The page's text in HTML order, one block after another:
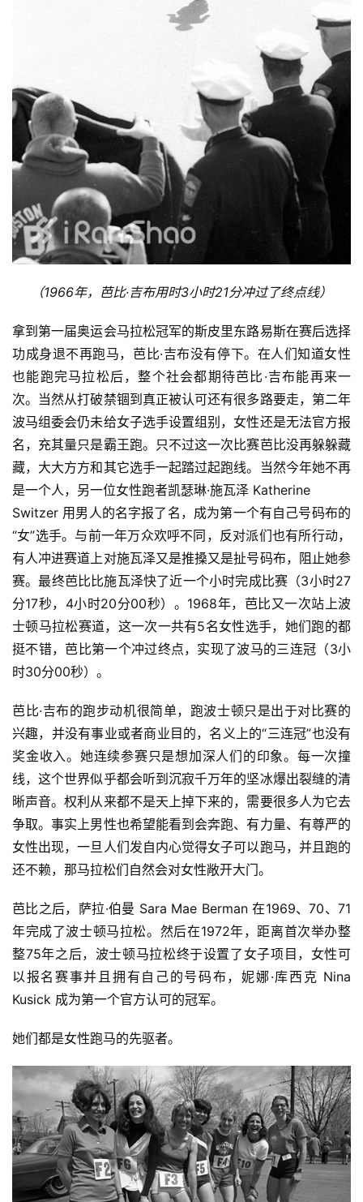
装
备
训
练
视
户
精
选
运
动
集
（1966年，芭比·吉布用时3小时21分冲过了终点线）
拿到第一届奥运会马拉松冠军的斯皮里东路易斯在赛后选择
功成身退不再跑马，芭比·吉布没有停下。在人们知道女性
也能跑完马拉松后，整个社会都期待芭比·吉布能再来一
次。当然从打破禁锢到真正被认可还有很多路要走，第二年
波马组委会仍未给女子选手设置组别，女性还是无法官方报
名，充其量只是霸王跑。只不过这一次比赛芭比没再躲躲藏
藏，大大方方和其它选手一起踏过起跑线。当然今年她不再
是一个人，另一位女性跑者凯瑟琳·施瓦泽 Katherine
Switzer 用男人的名字报了名，成为第一个有自己号码布的
“女”选手。与前一年万众欢呼不同，反对派们也有所行动，
有人冲进赛道上对施瓦泽又是推搡又是扯号码布，阻止她参
赛。最终芭比比施瓦泽快了近一个小时完成比赛（3小时27
分17秒，4小时20分00秒）。1968年，芭比又一次站上波
士顿马拉松赛道，这一次一共有5名女性选手，她们跑的都
挺不错，芭比第一个冲过终点，实现了波马的三连冠（3小
时30分00秒）。
芭比·吉布的跑步动机很简单，跑波士顿只是出于对比赛的
兴趣，并没有事业或者商业目的，名义上的“三连冠”也没有
奖金收入。她连续参赛只是想加深人们的印象。每一次撞
线，这个世界似乎都会听到沉寂千万年的坚冰爆出裂缝的清
晰声音。权利从来都不是天上掉下来的，需要很多人为它去
争取。事实上男性也希望能看到会奔跑、有力量、有尊严的
女性出现，一旦人们发自内心觉得女子可以跑马，并且跑的
还不赖，那马拉松们自然会对女性敞开大门。
芭比之后，萨拉·伯曼 Sara Mae Berman 在1969、70、71
年完成了波士顿马拉松。然后在1972年，距离首次举办整
整75年之后，波士顿马拉松终于设置了女子项目，女性可
以报名赛事并且拥有自己的号码布，妮娜·库西克 Nina
Kusick 成为第一个官方认可的冠军。
她们都是女性跑马的先驱者。